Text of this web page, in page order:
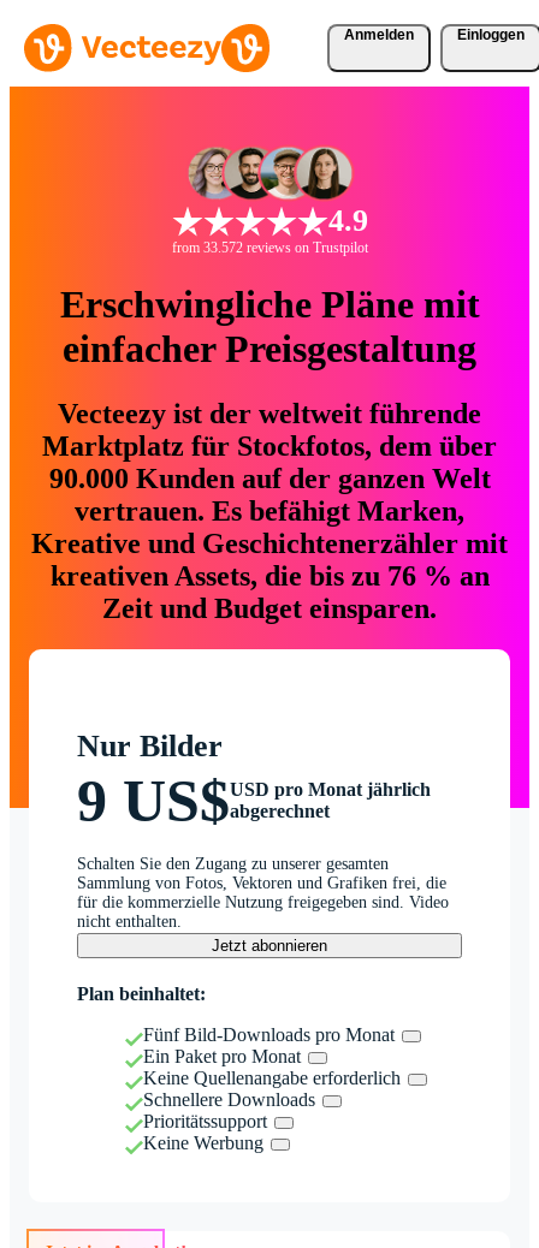
Anmelden Einloggen
4.9
from 33.572 reviews on Trustpilot
Erschwingliche Pläne mit
einfacher Preisgestaltung
Vecteezy ist der weltweit führende
Marktplatz für Stockfotos, dem über
90.000 Kunden auf der ganzen Welt
vertrauen. Es befähigt Marken,
Kreative und Geschichtenerzähler mit
kreativen Assets, die bis zu 76 % an
Zeit und Budget einsparen.
Nur Bilder
9 US$USD pro Monat jährlich
abgerechnet
Schalten Sie den Zugang zu unserer gesamten
Sammlung von Fotos, Vektoren und Grafiken frei, die
für die kommerzielle Nutzung freigegeben sind. Video
nicht enthalten.
Jetzt abonnieren
Plan beinhaltet:
Fünf Bild-Downloads pro Monat
Ein Paket pro Monat
Keine Quellenangabe erforderlich
Schnellere Downloads
Prioritätssupport
Keine Werbung
Jetzt im Angebot!